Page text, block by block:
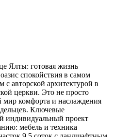
Ялты: готовая жизнь
спокойствия в самом
авторской архитектурой в
церкви. Это не просто
комфорта и наслаждения
Ключевые
индивидуальный проект
мебель и техника